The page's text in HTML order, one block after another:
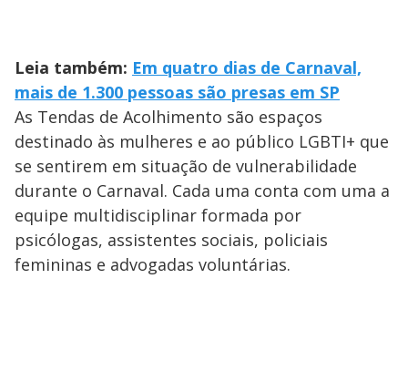
Leia também: Em quatro dias de Carnaval,
mais de 1.300 pessoas são presas em SP
As Tendas de Acolhimento são espaços
destinado às mulheres e ao público LGBTI+ que
se sentirem em situação de vulnerabilidade
durante o Carnaval. Cada uma conta com uma a
equipe multidisciplinar formada por
psicólogas, assistentes sociais, policiais
femininas e advogadas voluntárias.